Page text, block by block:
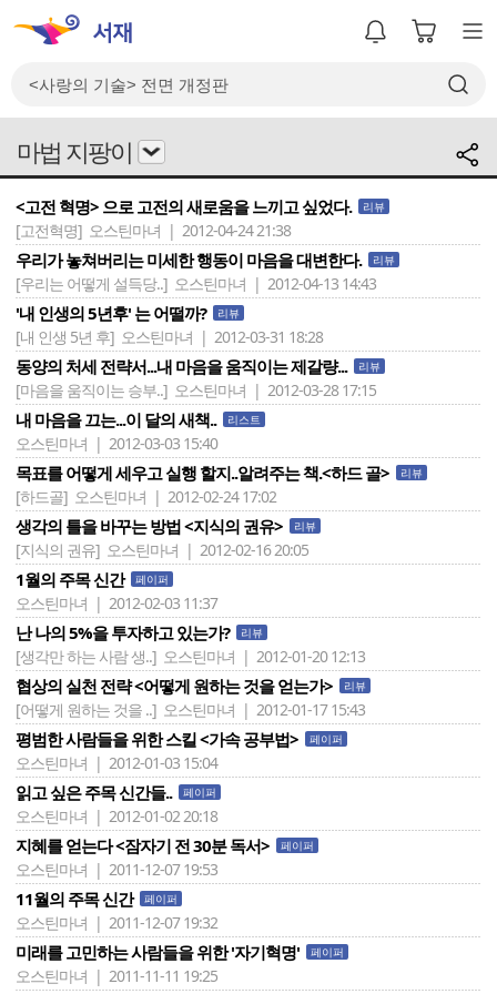
마법 지팡이
<고전 혁명> 으로 고전의 새로움을 느끼고 싶었다. 리뷰
[고전혁명] 오스틴마녀 | 2012-04-24 21:38
우리가 놓쳐버리는 미세한 행동이 마음을 대변한다. 리뷰
[우리는 어떻게 설득당..] 오스틴마녀 | 2012-04-13 14:43
'내 인생의 5년후' 는 어떨까? 리뷰
[내 인생 5년 후] 오스틴마녀 | 2012-03-31 18:28
동양의 처세 전략서...내 마음을 움직이는 제갈량... 리뷰
[마음을 움직이는 승부..] 오스틴마녀 | 2012-03-28 17:15
내 마음을 끄는...이 달의 새책.. 리스트
오스틴마녀 | 2012-03-03 15:40
목표를 어떻게 세우고 실행 할지..알려주는 책.<하드 골> 리뷰
[하드골] 오스틴마녀 | 2012-02-24 17:02
생각의 틀을 바꾸는 방법 <지식의 권유> 리뷰
[지식의 권유] 오스틴마녀 | 2012-02-16 20:05
1월의 주목 신간 페이퍼
오스틴마녀 | 2012-02-03 11:37
난 나의 5%을 투자하고 있는가? 리뷰
[생각만 하는 사람 생..] 오스틴마녀 | 2012-01-20 12:13
협상의 실천 전략 <어떻게 원하는 것을 얻는가> 리뷰
[어떻게 원하는 것을 ..] 오스틴마녀 | 2012-01-17 15:43
평범한 사람들을 위한 스킬 <가속 공부법> 페이퍼
오스틴마녀 | 2012-01-03 15:04
읽고 싶은 주목 신간들.. 페이퍼
오스틴마녀 | 2012-01-02 20:18
지혜를 얻는다 <잠자기 전 30분 독서> 페이퍼
오스틴마녀 | 2011-12-07 19:53
11월의 주목 신간 페이퍼
오스틴마녀 | 2011-12-07 19:32
미래를 고민하는 사람들을 위한 '자기혁명' 페이퍼
오스틴마녀 | 2011-11-11 19:25